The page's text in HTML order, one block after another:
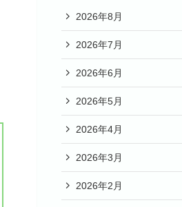
2026年8月
2026年7月
2026年6月
2026年5月
2026年4月
2026年3月
2026年2月